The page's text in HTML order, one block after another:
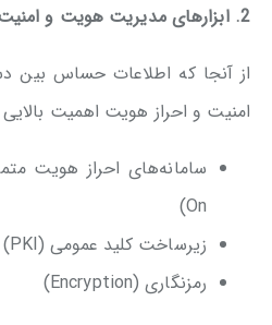
2. ابزارهای مدیریت هویت و امنیت
از آنجا که اطلاعات حساس بین
امنیت و احراز هویت اهمیت بالایی
On)
زیرساخت کلید عمومی (PKI) و گواهی‌های دیجیتال
رمزنگاری (Encryption)